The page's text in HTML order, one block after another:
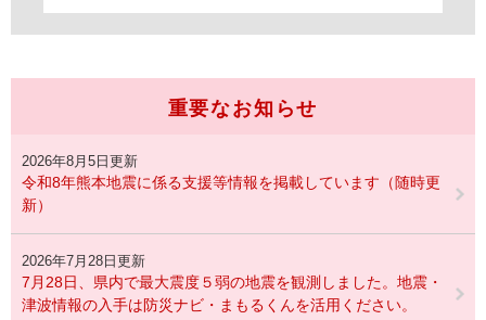
重要なお知らせ
2026年8月5日更新
令和8年熊本地震に係る支援等情報を掲載しています（随時更
新）
2026年7月28日更新
7月28日、県内で最大震度５弱の地震を観測しました。地震・
津波情報の入手は防災ナビ・まもるくんを活用ください。